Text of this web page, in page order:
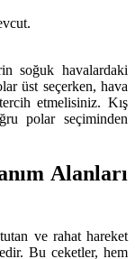
soğuk havalardaki
üst seçerken, hava
etmelisiniz. Kış
polar seçiminden
Alanları
ve rahat hareket
Bu ceketler, hem